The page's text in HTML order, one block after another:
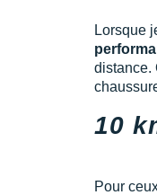
Lorsque
distance.
10
Pour